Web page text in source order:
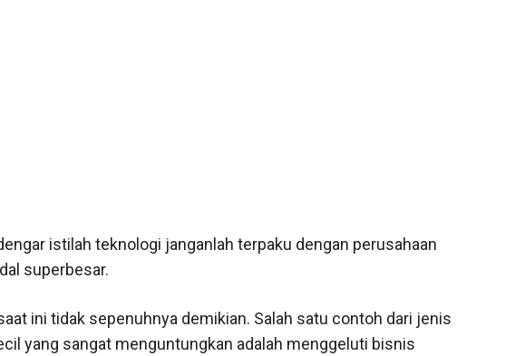
istilah teknologi janganlah terpaku dengan perusahaan
superbesar.
ini tidak sepenuhnya demikian. Salah satu contoh dari jenis
yang sangat menguntungkan adalah menggeluti bisnis